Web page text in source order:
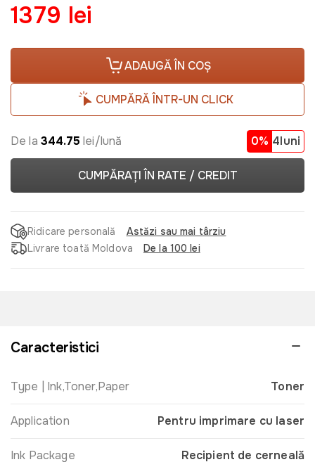
1379 lei
ADAUGĂ ÎN COȘ
CUMPĂRĂ ÎNTR-UN CLICK
De la 344.75 lei/lună 0% 4luni
CUMPĂRAȚI ÎN RATE / CREDIT
Ridicare personală
Astăzi sau mai târziu
Livrare toată Moldova
De la 100 lei
Caracteristici
Type | Ink,Toner,Paper Toner
Application Pentru imprimare cu laser
Ink Package Recipient de cerneală